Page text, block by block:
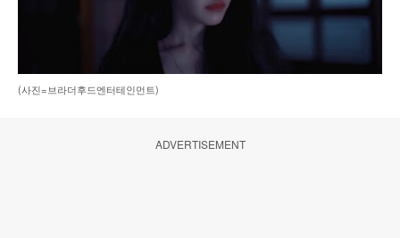
(사진=브라더후드엔터테인먼트)
ADVERTISEMENT